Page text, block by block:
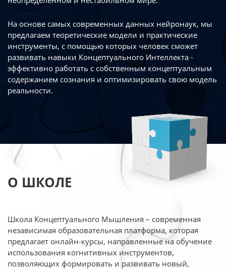
На основе самых современных данных нейронаук, мы
предлагаем теоретические модели и практические
инструменты, с помощью которых человек сможет
развивать навыки Концептуального Интеллекта -
эффективно работать с собственным концептуальным
содержанием сознания и оптимизировать свою модель
реальности.
О ШКОЛЕ
Школа Концептуального Мышления – современная
независимая образовательная платформа, которая
предлагает онлайн-курсы, направленные на обучение
использования когнитивных инструментов,
позволяющих формировать и развивать новый,